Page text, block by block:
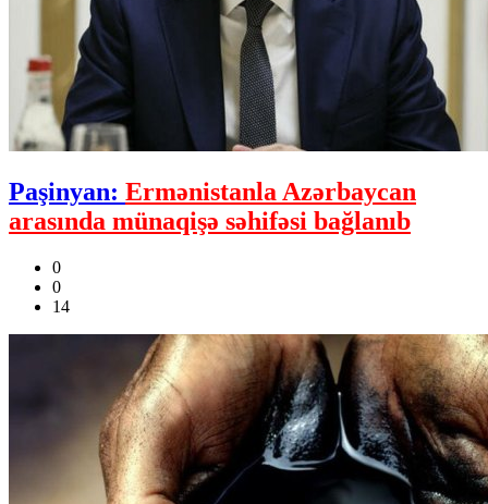
Paşinyan: Ermənistanla Azərbaycan
arasında münaqişə səhifəsi bağlanıb
0
0
14